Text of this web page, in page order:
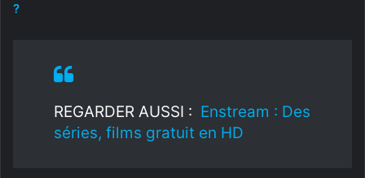
?
REGARDER AUSSI : Enstream : Des
séries, films gratuit en HD